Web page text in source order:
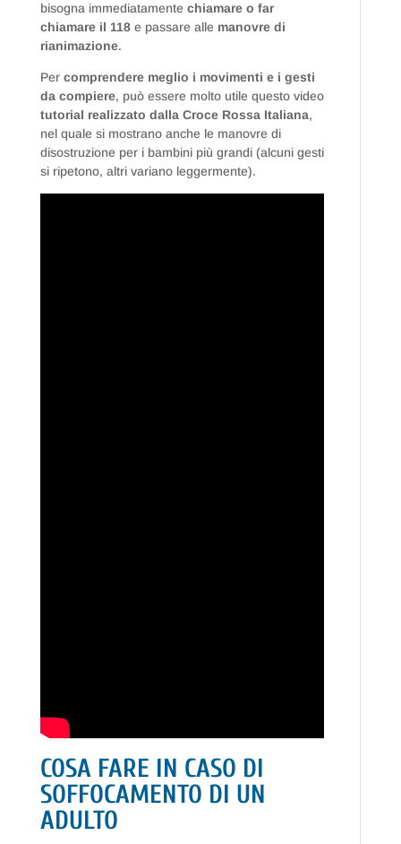
bisogna immediatamente chiamare o far
chiamare il 118e passare alle manovre di
rianimazione.
Per comprendere meglio i movimenti e i gesti
da compiere, può essere molto utile questo video
tutorial realizzato dalla Croce Rossa Italiana,
nel quale si mostrano anche le manovre di
disostruzione per i bambini più grandi (alcuni gesti
si ripetono, altri variano leggermente).
COSA FARE IN CASO DI
SOFFOCAMENTO DI UN
ADULTO